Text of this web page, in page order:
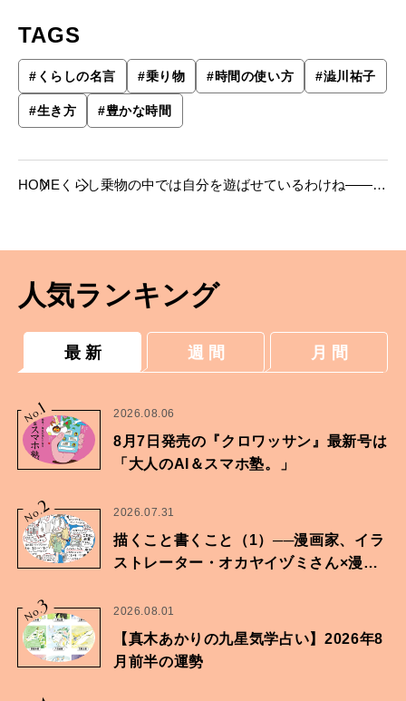
TAGS
# くらしの名言 #乗り物 #時間の使い方 #澁川祐子
#生き方 #豊かな時間
HOME くらし乗物の中では自分を遊ばせているわけね――増
人気ランキング
最 新 週 間 月 間
No.
1 2026.08.06
8月7日発売の『クロワッサン』最新号は
「大人のAI＆スマホ塾。」
No.2 2026.07.31
描くこと書くこと（1）──漫画家、イラ
ストレーター・オカヤイヅミさん×漫画
No.
3 2026.08.01
【真木あかりの九星気学占い】2026年8
月前半の運勢